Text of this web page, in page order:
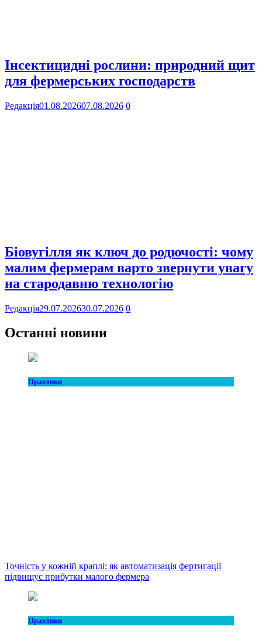
Інсектицидні рослини: природний щит
для фермерських господарств
Редакція01.08.202607.08.2026 0
Біовугілля як ключ до родючості: чому
малим фермерам варто звернути увагу
на стародавню технологію
Редакція29.07.202630.07.2026 0
Останні новини
Практики
Точність у кожній краплі: як автоматизація фертигації
підвищує прибутки малого фермера
Практики